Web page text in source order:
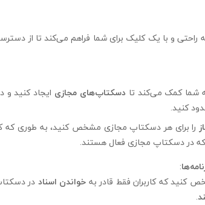
راحتی و با یک کلیک برای شما فراهم می‌کند تا از
شما کمک می‌کند تا دسکتاپ‌های مجازی ایجاد کنید و
کنید.
را برای هر دسکتاپ مجازی مشخص کنید، به طوری که
در دسکتاپ مجازی فعال هستند.
:
کنید که کاربران فقط قادر به خواندن اسناد در
.